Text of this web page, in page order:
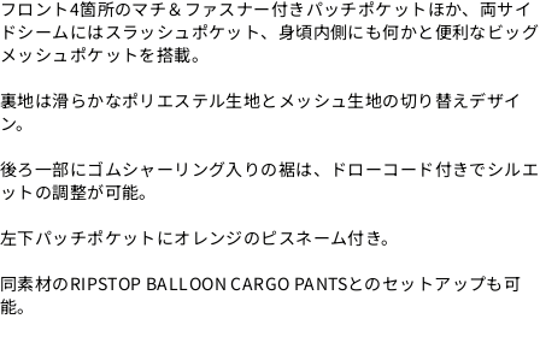
フロント4箇所のマチ＆ファスナー付きパッチポケットほか、両サイ
ドシームにはスラッシュポケット、身頃内側にも何かと便利なビッグ
メッシュポケットを搭載。
裏地は滑らかなポリエステル生地とメッシュ生地の切り替えデザイ
ン。
後ろ一部にゴムシャーリング入りの裾は、ドローコード付きでシルエ
ットの調整が可能。
左下パッチポケットにオレンジのピスネーム付き。
同素材のRIPSTOP BALLOON CARGO PANTSとのセットアップも可
能。